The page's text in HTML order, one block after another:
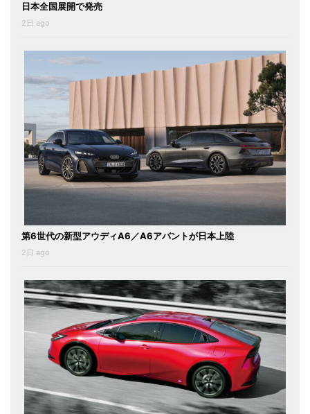
日本全国展開で発売
2日 ago
第6世代の新型アウディA6／A6アバントが日本上陸
2日 ago